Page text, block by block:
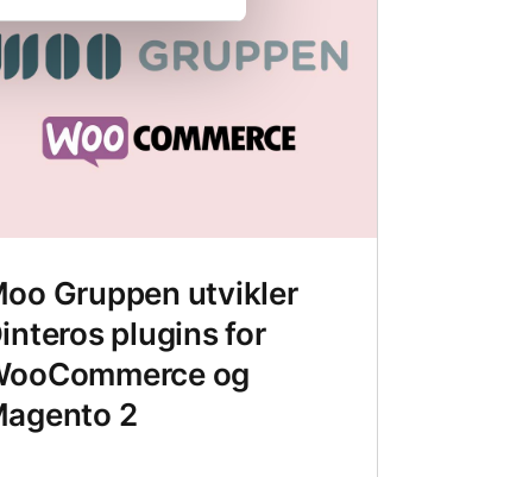
Gruppen utvikler
plugins for
og
2